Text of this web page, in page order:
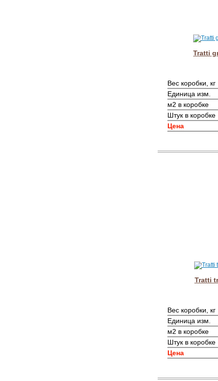
Tratti
Вес коробки, кг
Единица изм.
м2 в коробке
Штук в коробке
Цена
Tratti
Вес коробки, кг
Единица изм.
м2 в коробке
Штук в коробке
Цена